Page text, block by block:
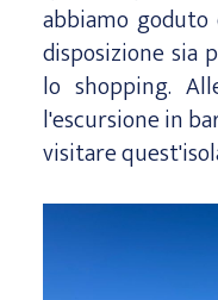
abbiamo
disposizione sia
lo shopping.
l'escursione in
visitare